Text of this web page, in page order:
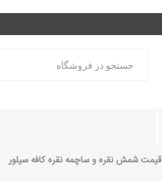
قیمت شمش نقره و ساچمه نقره کافه سیلور